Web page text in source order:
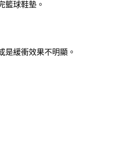
籃球鞋墊。
是緩衝效果不明顯。